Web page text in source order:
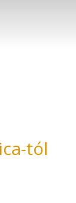
tól